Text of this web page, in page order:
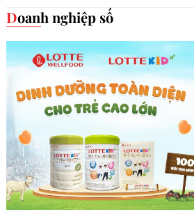
Doanh nghiệp số